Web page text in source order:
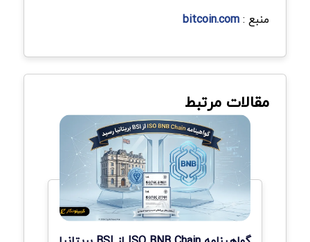
منبع :bitcoin.com
مقالات مرتبط